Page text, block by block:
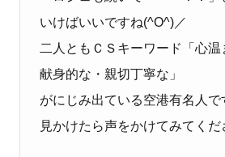
いけばいいですね(^O^)／
二人ともＣＳキーワード「心温
献身的な・親切丁寧な」
がにじみ出ている空港有名人で
見かけたら声をかけてみてくだ